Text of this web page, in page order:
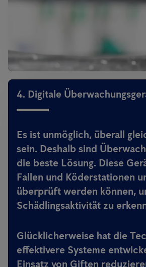
4. Digitale
Es ist unmöglich, überall
sein. Deshalb sind
die beste Lösung. Diese
Fallen und Köderstationen
überprüft werden können,
Schädlingsaktivität zu
Glücklicherweise hat die
effektivere Systeme
Einsatz von Giften